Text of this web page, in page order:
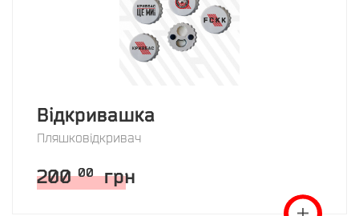
Відкривашка
Пляшковідкривач
200 00 грн